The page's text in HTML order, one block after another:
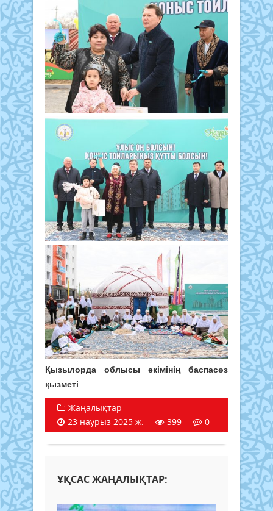
Қызылорда облысы әкімінің баспасөз
қызметі
Жаңалықтар
23 наурыз 2025 ж.
399 0
ҰҚСАС ЖАҢАЛЫҚТАР: